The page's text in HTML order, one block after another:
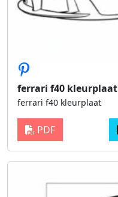
ferrari f40 kleurplaat
ferrari f40 kleurplaat
PDF